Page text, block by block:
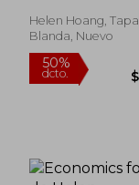
Helen Hoang, Tapa
Blanda, Nuevo